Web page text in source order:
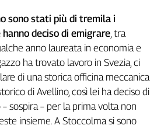
sono stati più di tremila i
deciso di emigrare, tra
anno laureata in economia e
ha trovato lavoro in Svezia, ci
di una storica officina meccanica
di Avellino, così lei ha deciso di
– sospira – per la prima volta non
insieme. A Stoccolma si sono